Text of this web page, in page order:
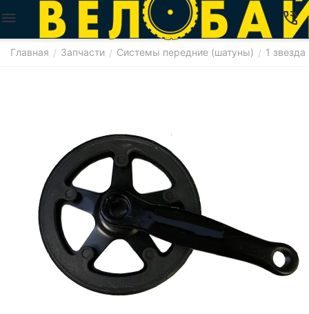
Главная / Запчасти / Системы передние (шатуны) / 1 звезда